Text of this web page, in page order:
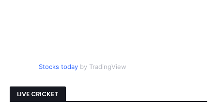
Stocks todayby TradingView
LIVE CRICKET